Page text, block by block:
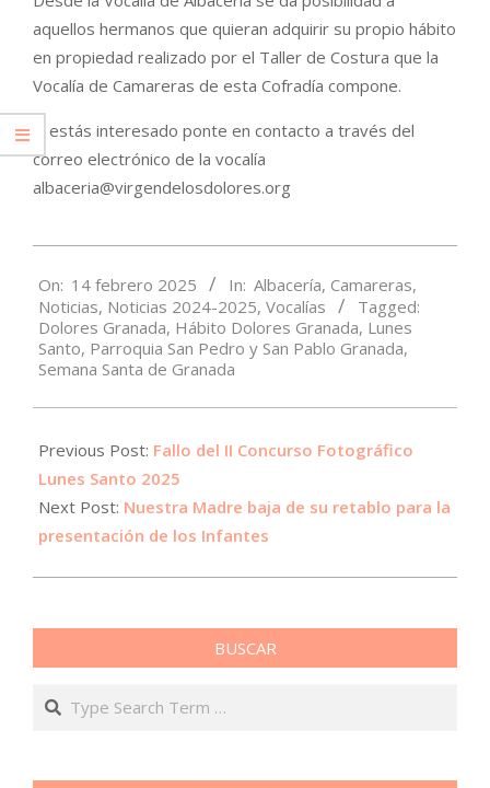
aquellos hermanos que quieran adquirir su propio hábito
en propiedad realizado por el Taller de Costura que la
Vocalía de Camareras de esta Cofradía compone.
Si estás interesado ponte en contacto a través del
correo electrónico de la vocalía
albaceria@virgendelosdolores.org
02-
14
On: 14 febrero 2025 In: Albacería, Camareras,
Noticias, Noticias 2024-2025, Vocalías
Tagged:
Dolores Granada, Hábito Dolores Granada, Lunes
Santo, Parroquia San Pedro y San Pablo Granada,
Semana Santa de Granada
Previous Post: Fallo del II Concurso Fotográfico
Lunes Santo 2025
Next Post: Nuestra Madre baja de su retablo para la
presentación de los Infantes
BUSCAR
Search